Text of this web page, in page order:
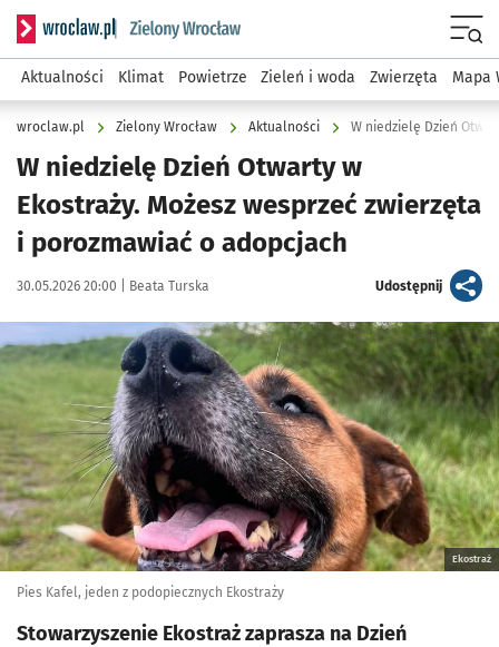
Serwis informacyjny wroclaw.pl podserwis: Środowisko we
Aktualności Klimat Powietrze Zieleń i woda Zwierzęta Mapa
wroclaw.pl Zielony Wrocław Aktualności
W niedzielę Dzień Otwarty w
Ekostraży. Możesz wesprzeć zwierzęta
i porozmawiać o adopcjach
Data publikacji:
30.05.2026 20:00 | Autor:
Beata Turska Udostępnijartykuł
Kliknij, aby powiększyć
Ekostraż
Pies Kafel, jeden z podopiecznych Ekostraży
Stowarzyszenie Ekostraż zaprasza na Dzień